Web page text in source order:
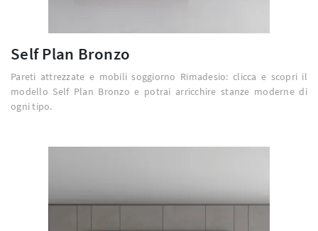
Self Plan Bronzo
Pareti attrezzate e mobili soggiorno Rimadesio: clicca e scopri il
modello Self Plan Bronzo e potrai arricchire stanze moderne di
ogni tipo.